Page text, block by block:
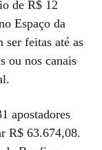
de R$ 12
Espaço da
ser feitas até as
ou nos canais
apostadores
R$ 63.674,08.